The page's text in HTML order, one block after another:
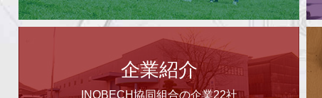
企業紹介
INOBECH協同組合の企業22社